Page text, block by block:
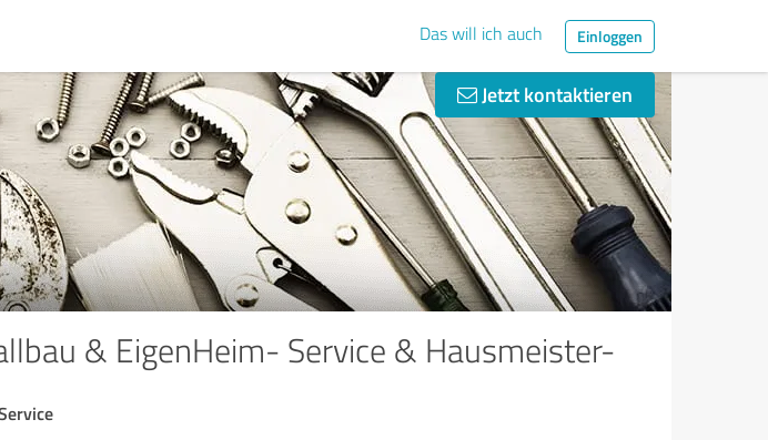
Das will ich auch Einloggen
Jetzt kontaktieren
& EigenHeim- Service & Hausmeister-